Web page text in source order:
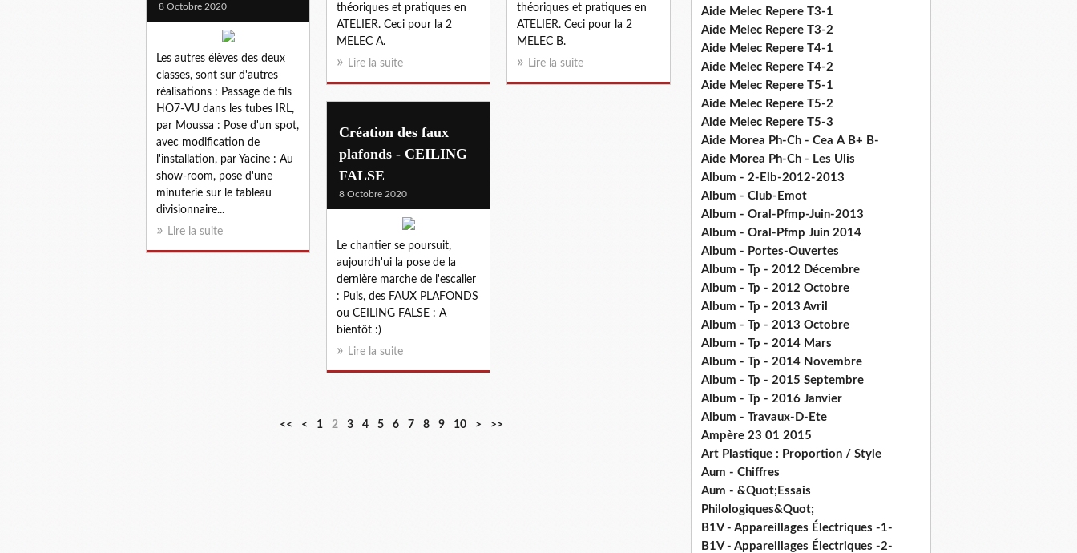
théoriques et pratiques en
ATELIER. Ceci pour la 2
MELEC A.
Lire la suite
théoriques et pratiques en
ATELIER. Ceci pour la 2
MELEC B.
Lire la suite
8 Octobre 2020
Les autres élèves des deux
classes, sont sur d'autres
réalisations : Passage de fils
HO7-VU dans les tubes IRL,
par Moussa : Pose d'un spot,
avec modification de
l'installation, par Yacine : Au
show-room, pose d'une
minuterie sur le tableau
divisionnaire...
Lire la suite
Création des faux
plafonds - CEILING
FALSE
8 Octobre 2020
Le chantier se poursuit,
aujourdh'ui la pose de la
dernière marche de l'escalier
: Puis, des FAUX PLAFONDS
ou CEILING FALSE : A
bientôt :)
Lire la suite
<< < 1 2 3 4 5 6 7 8 9 10 > >>
Aide Melec Repere T3-1
Aide Melec Repere T3-2
Aide Melec Repere T4-1
Aide Melec Repere T4-2
Aide Melec Repere T5-1
Aide Melec Repere T5-2
Aide Melec Repere T5-3
Aide Morea Ph-Ch - Cea Α Β+ Β-
Aide Morea Ph-Ch - Les Ulis
Album - 2-Elb-2012-2013
Album - Club-Emot
Album - Oral-Pfmp-Juin-2013
Album - Oral-Pfmp Juin 2014
Album - Portes-Ouvertes
Album - Tp - 2012 Décembre
Album - Tp - 2012 Octobre
Album - Tp - 2013 Avril
Album - Tp - 2013 Octobre
Album - Tp - 2014 Mars
Album - Tp - 2014 Novembre
Album - Tp - 2015 Septembre
Album - Tp - 2016 Janvier
Album - Travaux-D-Ete
Ampère 23 01 2015
Art Plastique : Proportion / Style
Aum - Chiffres
Aum - &Quot;Essais
Philologiques&Quot;
B1V - Appareillages Électriques -1-
B1V - Appareillages Électriques -2-